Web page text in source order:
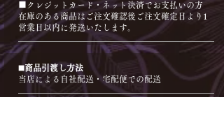
■クレジットカード・ネット決済でお支払いの方
在庫のある商品はご注文確認後ご注文確定日より1
営業日以内に発送いたします。
◼️商品引渡し方法
当店による自社配送・宅配便での配送